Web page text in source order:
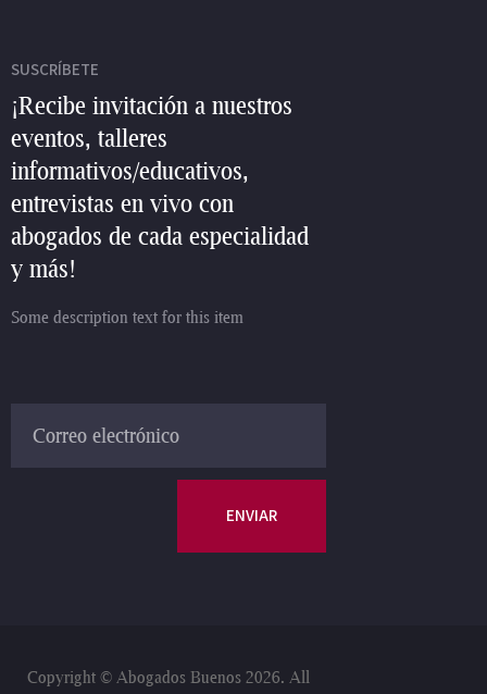
SUSCRÍBETE
¡Recibe invitación a nuestros
eventos, talleres
informativos/educativos,
entrevistas en vivo con
abogados de cada especialidad
y más!
Some description text for this item
ENVIAR
Copyright © Abogados Buenos 2026. All